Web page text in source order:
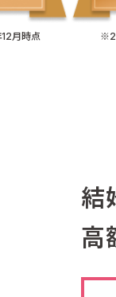
月時点
結
高